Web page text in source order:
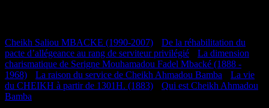
Cheikh Saliou MBACKE (1990-2007)
De la réhabilitation du
pacte d’allégeance au rang de serviteur privilégié
La dimension
charismatique de Serigne Mouhamadou Fadel Mbacké (1888 -
1968)
La raison du service de Cheikh Ahmadou Bamba
La vie
du CHEIKH à partir de 1301H. (1883)
Qui est Cheikh Ahmadou
Bamba